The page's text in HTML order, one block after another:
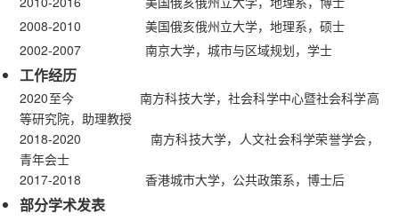
2008-2010 美国俄亥俄州立大学，地理系，硕士
2002-2007 南京大学，城市与区域规划，学士
工作经历
2020至今 南方科技大学，社会科学中心暨社会科学高
等研究院，助理教授
2018-2020 南方科技大学，人文社会科学荣誉学会，
青年会士
2017-2018 香港城市大学，公共政策系，博士后
部分学术发表